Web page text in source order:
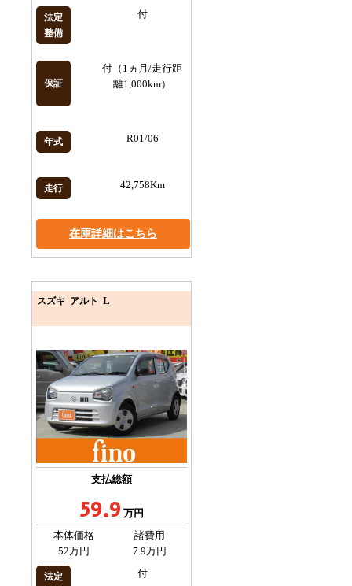
法定
整備
付
保証
付（1ヵ月/走行距
離1,000km）
年式 R01/06
走行 42,758Km
在庫詳細はこちら
スズキ アルト L
支払総額
59.9 万円
本体価格
52万円
諸費用
7.9万円
法定
付